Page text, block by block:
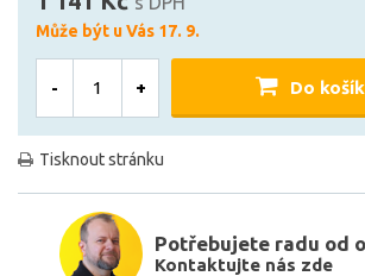
Může být u Vás 17. 9.
- + Do
Tisknout stránku
Potřebujete radu od
Kontaktujte nás zde